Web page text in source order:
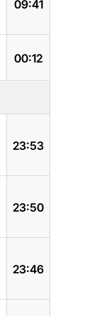
09:41
00:12
23:53
23:50
23:46